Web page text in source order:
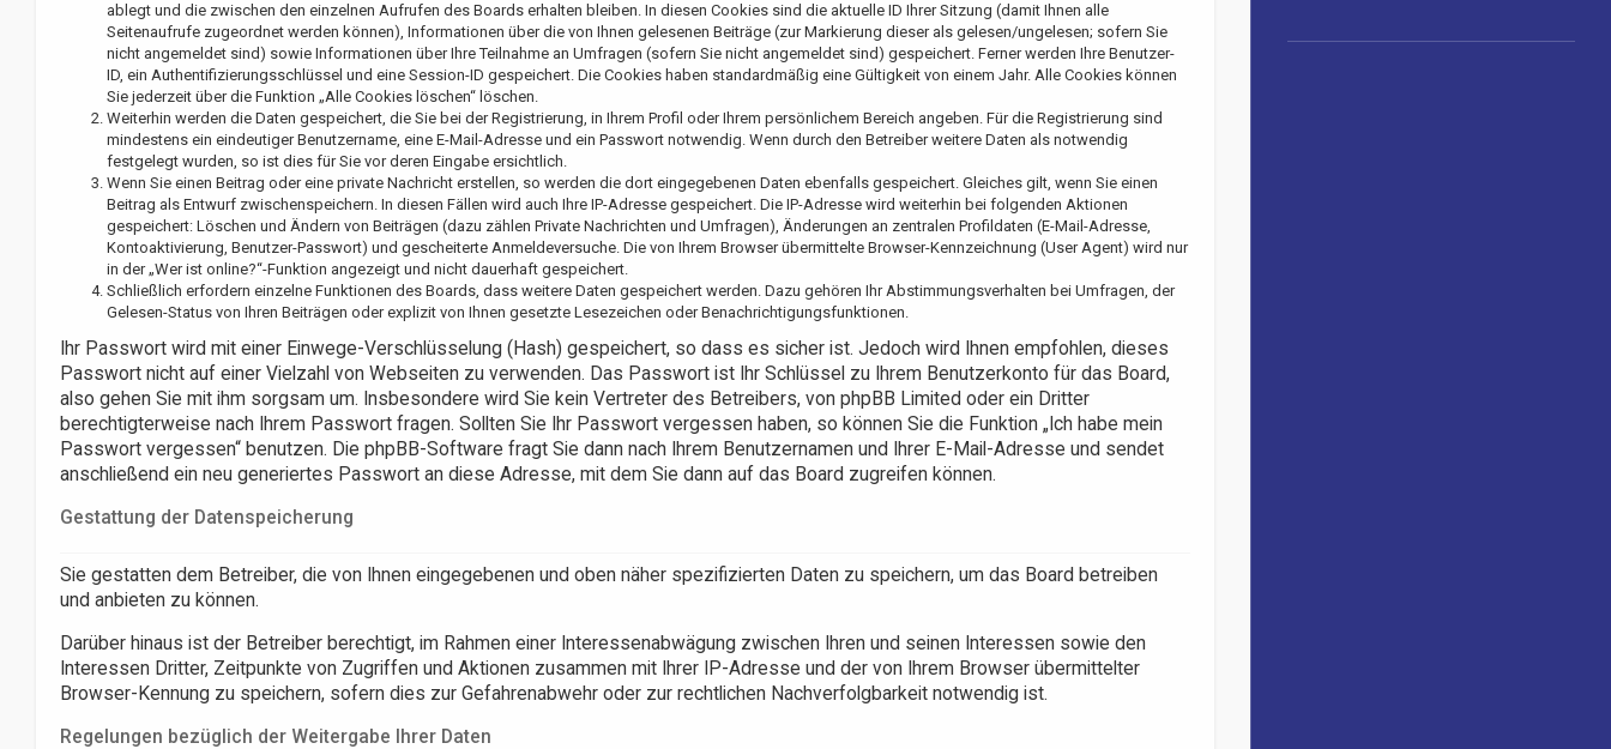
ablegt und die zwischen den einzelnen Aufrufen des Boards erhalten bleiben. In diesen Cookies sind die aktuelle ID Ihrer Sitzung (damit Ihnen alle
Seitenaufrufe zugeordnet werden können), Informationen über die von Ihnen gelesenen Beiträge (zur Markierung dieser als gelesen/ungelesen; sofern Sie
nicht angemeldet sind) sowie Informationen über Ihre Teilnahme an Umfragen (sofern Sie nicht angemeldet sind) gespeichert. Ferner werden Ihre Benutzer-
ID, ein Authentifizierungsschlüssel und eine Session-ID gespeichert. Die Cookies haben standardmäßig eine Gültigkeit von einem Jahr. Alle Cookies können
Sie jederzeit über die Funktion „Alle Cookies löschen“ löschen.
Weiterhin werden die Daten gespeichert, die Sie bei der Registrierung, in Ihrem Profil oder Ihrem persönlichem Bereich angeben. Für die Registrierung sind
mindestens ein eindeutiger Benutzername, eine E-Mail-Adresse und ein Passwort notwendig. Wenn durch den Betreiber weitere Daten als notwendig
festgelegt wurden, so ist dies für Sie vor deren Eingabe ersichtlich.
Wenn Sie einen Beitrag oder eine private Nachricht erstellen, so werden die dort eingegebenen Daten ebenfalls gespeichert. Gleiches gilt, wenn Sie einen
Beitrag als Entwurf zwischenspeichern. In diesen Fällen wird auch Ihre IP-Adresse gespeichert. Die IP-Adresse wird weiterhin bei folgenden Aktionen
gespeichert: Löschen und Ändern von Beiträgen (dazu zählen Private Nachrichten und Umfragen), Änderungen an zentralen Profildaten (E-Mail-Adresse,
Kontoaktivierung, Benutzer-Passwort) und gescheiterte Anmeldeversuche. Die von Ihrem Browser übermittelte Browser-Kennzeichnung (User Agent) wird nur
in der „Wer ist online?“-Funktion angezeigt und nicht dauerhaft gespeichert.
Schließlich erfordern einzelne Funktionen des Boards, dass weitere Daten gespeichert werden. Dazu gehören Ihr Abstimmungsverhalten bei Umfragen, der
Gelesen-Status von Ihren Beiträgen oder explizit von Ihnen gesetzte Lesezeichen oder Benachrichtigungsfunktionen.
Ihr Passwort wird mit einer Einwege-Verschlüsselung (Hash) gespeichert, so dass es sicher ist. Jedoch wird Ihnen empfohlen, dieses
Passwort nicht auf einer Vielzahl von Webseiten zu verwenden. Das Passwort ist Ihr Schlüssel zu Ihrem Benutzerkonto für das Board,
also gehen Sie mit ihm sorgsam um. Insbesondere wird Sie kein Vertreter des Betreibers, von phpBB Limited oder ein Dritter
berechtigterweise nach Ihrem Passwort fragen. Sollten Sie Ihr Passwort vergessen haben, so können Sie die Funktion „Ich habe mein
Passwort vergessen“ benutzen. Die phpBB-Software fragt Sie dann nach Ihrem Benutzernamen und Ihrer E-Mail-Adresse und sendet
anschließend ein neu generiertes Passwort an diese Adresse, mit dem Sie dann auf das Board zugreifen können.
Gestattung der Datenspeicherung
Sie gestatten dem Betreiber, die von Ihnen eingegebenen und oben näher spezifizierten Daten zu speichern, um das Board betreiben
und anbieten zu können.
Darüber hinaus ist der Betreiber berechtigt, im Rahmen einer Interessenabwägung zwischen Ihren und seinen Interessen sowie den
Interessen Dritter, Zeitpunkte von Zugriffen und Aktionen zusammen mit Ihrer IP-Adresse und der von Ihrem Browser übermittelter
Browser-Kennung zu speichern, sofern dies zur Gefahrenabwehr oder zur rechtlichen Nachverfolgbarkeit notwendig ist.
Regelungen bezüglich der Weitergabe Ihrer Daten